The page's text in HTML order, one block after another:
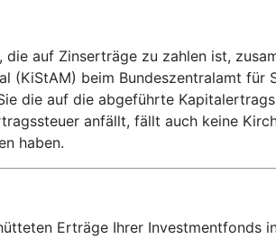
auf Zinserträge zu zahlen ist,
(KiStAM) beim Bundeszentralamt für
die auf die abgeführte
anfällt, fällt auch keine
haben.
Erträge Ihrer Investmentfonds